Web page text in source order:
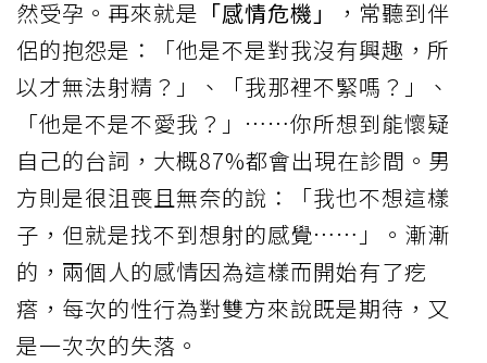
然受孕。再來就是 「感情危機」
，常聽到伴
侶的抱怨是：「他是不是對我沒有興趣，所
以才無法射精？」、「我那裡不緊嗎？」、
「他是不是不愛我？」……你所想到能懷疑
自己的台詞，大概87%都會出現在診間。男
方則是很沮喪且無奈的說：「我也不想這樣
子，但就是找不到想射的感覺……」。漸漸
的，兩個人的感情因為這樣而開始有了疙
瘩，每次的性行為對雙方來說既是期待，又
是一次次的失落。